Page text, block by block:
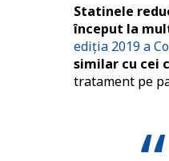
Statinele
început la
ediția 2019 a
similar cu cei
tratament pe